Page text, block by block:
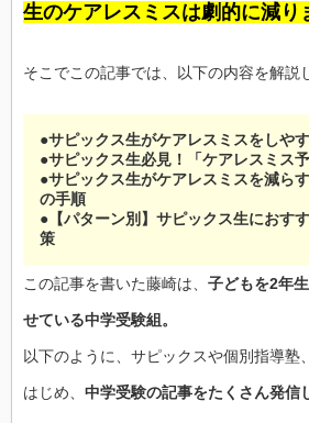
生のケアレスミスは劇的に減り
そこでこの記事では、以下の内容を解説
●サピックス生がケアレスミスをしや
●サピックス生必見！「ケアレスミス予
●サピックス生がケアレスミスを減ら
の手順
●【パターン別】サピックス生におす
策
この記事を書いた藤崎は、 子どもを2年
せている中学受験組。
以下のように、サピックスや個別指導塾
はじめ、 中学受験の記事をたくさん発信